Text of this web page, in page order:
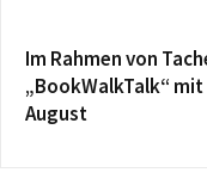
Im Rahmen von
„BookWalkTalk“
August